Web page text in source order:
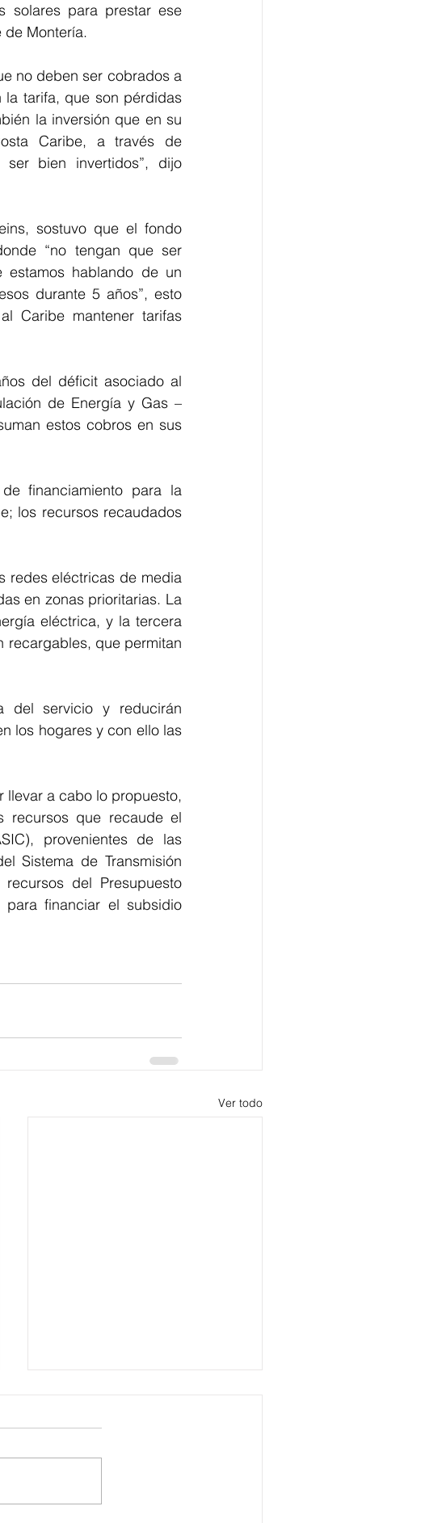
solares para prestar ese
Montería.
no deben ser cobrados a
la tarifa, que son pérdidas
la inversión que en su
Caribe, a través de
bien invertidos”, dijo
sostuvo que el fondo
“no tengan que ser
hablando de un
durante 5 años”, esto
Caribe mantener tarifas
del déficit asociado al
de Energía y Gas –
estos cobros en sus
financiamiento para la
los recursos recaudados
redes eléctricas de media
en zonas prioritarias. La
eléctrica, y la tercera
recargables, que permitan
del servicio y reducirán
los hogares y con ello las
llevar a cabo lo propuesto,
recursos que recaude el
provenientes de las
Sistema de Transmisión
del Presupuesto
para financiar el subsidio
Ver todo